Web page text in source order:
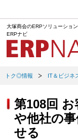
大塚商会のERPソリューショ
ERPナビ
トク◎情報 IT＆ビジネ
第108回
や他社の
せる